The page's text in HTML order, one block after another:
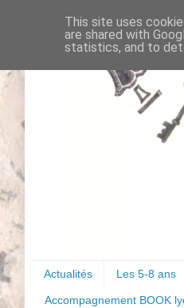
Actualités Les 5-8 ans
Accompagnement BOOK
This site uses
are shared with
statistics, and to